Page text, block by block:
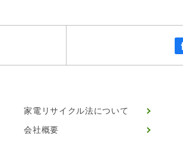
家電リサイクル法について
会社概要